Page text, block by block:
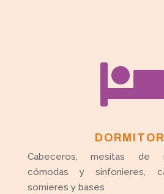
Cabeceros, mesitas de
cómodas y sinfonieres,
somieres y bases